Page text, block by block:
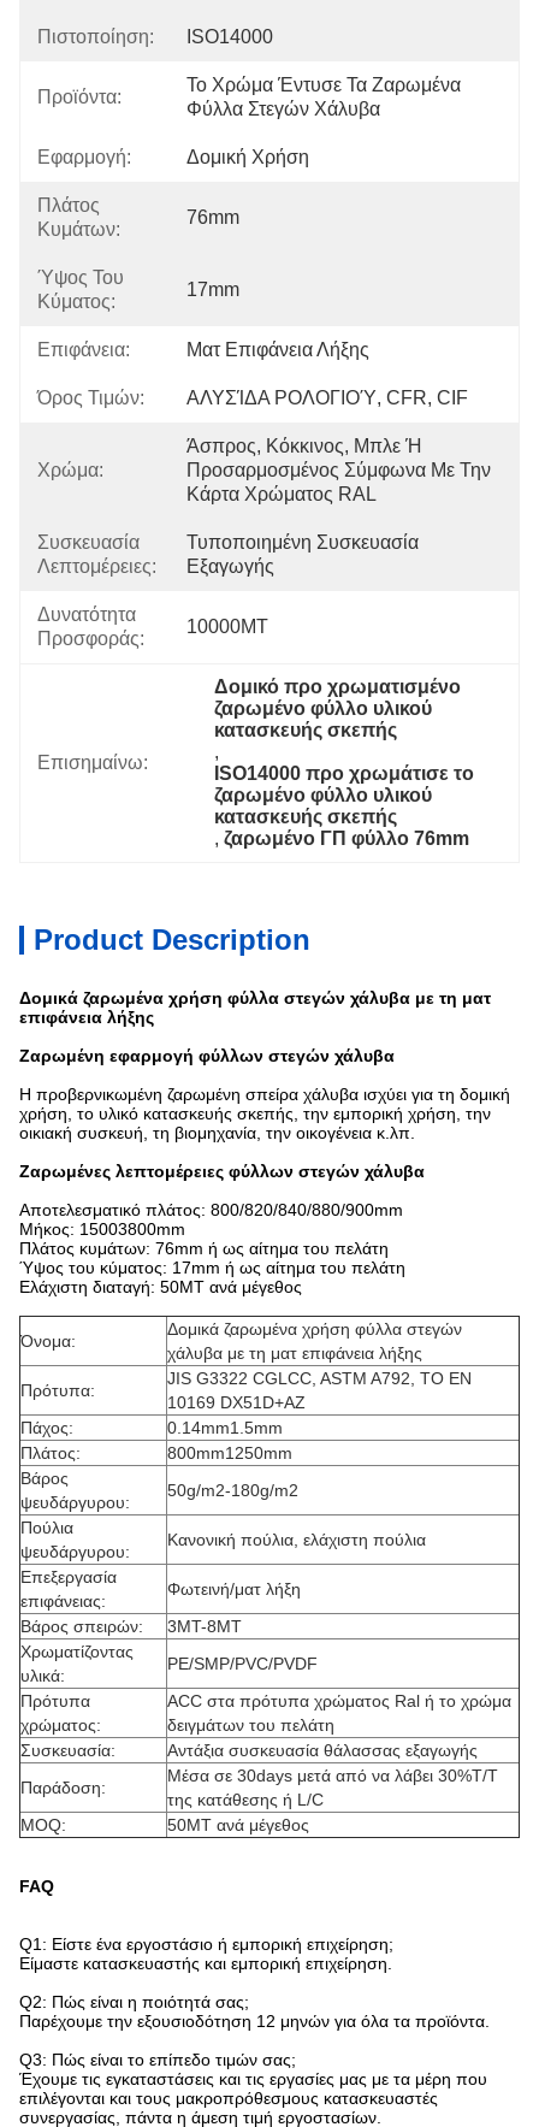
Πιστοποίηση: ISO14000
Προϊόντα:
Το Χρώμα Έντυσε Τα Ζαρωμένα
Φύλλα Στεγών Χάλυβα
Εφαρμογή: Δομική Χρήση
Πλάτος
Κυμάτων:
76mm
Ύψος Του
Κύματος:
17mm
Επιφάνεια: Ματ Επιφάνεια Λήξης
Όρος Τιμών: ΑΛΥΣΊΔΑ ΡΟΛΟΓΙΟΎ, CFR, CIF
Χρώμα:
Άσπρος, Κόκκινος, Μπλε Ή
Προσαρμοσμένος Σύμφωνα Με Την
Κάρτα Χρώματος RAL
Συσκευασία
Λεπτομέρειες:
Τυποποιημένη Συσκευασία
Εξαγωγής
Δυνατότητα
Προσφοράς:
10000MT
Επισημαίνω:
Δομικό προ χρωματισμένο
ζαρωμένο φύλλο υλικού
κατασκευής σκεπής
,
ISO14000 προ χρωμάτισε το
ζαρωμένο φύλλο υλικού
κατασκευής σκεπής
, ζαρωμένο ΓΠ φύλλο 76mm
Product Description
Δομικά ζαρωμένα χρήση φύλλα στεγών χάλυβα με τη ματ
επιφάνεια λήξης
Ζαρωμένη εφαρμογή φύλλων στεγών χάλυβα
Η προβερνικωμένη ζαρωμένη σπείρα χάλυβα ισχύει για τη δομική
χρήση, το υλικό κατασκευής σκεπής, την εμπορική χρήση, την
οικιακή συσκευή, τη βιομηχανία, την οικογένεια κ.λπ.
Ζαρωμένες λεπτομέρειες φύλλων στεγών χάλυβα
Αποτελεσματικό πλάτος: 800/820/840/880/900mm
Μήκος: 15003800mm
Πλάτος κυμάτων: 76mm ή ως αίτημα του πελάτη
Ύψος του κύματος: 17mm ή ως αίτημα του πελάτη
Ελάχιστη διαταγή: 50MT ανά μέγεθος
Όνομα:
Δομικά ζαρωμένα χρήση φύλλα στεγών
χάλυβα με τη ματ επιφάνεια λήξης
Πρότυπα:
JIS G3322 CGLCC, ASTM A792, ΤΟ EN
10169 DX51D+AZ
Πάχος:
0.14mm1.5mm
Πλάτος:
800mm1250mm
Βάρος
ψευδάργυρου:
50g/m2-180g/m2
Πούλια
ψευδάργυρου:
Κανονική πούλια, ελάχιστη πούλια
Επεξεργασία
επιφάνειας:
Φωτεινή/ματ λήξη
Βάρος σπειρών:
3MT-8MT
Χρωματίζοντας
υλικά:
PE/SMP/PVC/PVDF
Πρότυπα
χρώματος:
ACC στα πρότυπα χρώματος Ral ή το χρώμα
δειγμάτων του πελάτη
Συσκευασία:
Αντάξια συσκευασία θάλασσας εξαγωγής
Παράδοση:
Μέσα σε 30days μετά από να λάβει 30%T/T
της κατάθεσης ή L/C
MOQ:
50MT ανά μέγεθος
FAQ
Q1: Είστε ένα εργοστάσιο ή εμπορική επιχείρηση;
Είμαστε κατασκευαστής και εμπορική επιχείρηση.
Q2: Πώς είναι η ποιότητά σας;
Παρέχουμε την εξουσιοδότηση 12 μηνών για όλα τα προϊόντα.
Q3: Πώς είναι το επίπεδο τιμών σας;
Έχουμε τις εγκαταστάσεις και τις εργασίες μας με τα μέρη που
επιλέγονται και τους μακροπρόθεσμους κατασκευαστές
συνεργασίας, πάντα η άμεση τιμή εργοστασίων.